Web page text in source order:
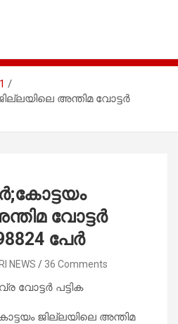
അന്തിമ വോട്ടര്‍
വോട്ടര്‍
പേര്‍
NEWS 36 Comments
വോട്ടര്‍ പട്ടിക
ജില്ലയിലെ അന്തിമ